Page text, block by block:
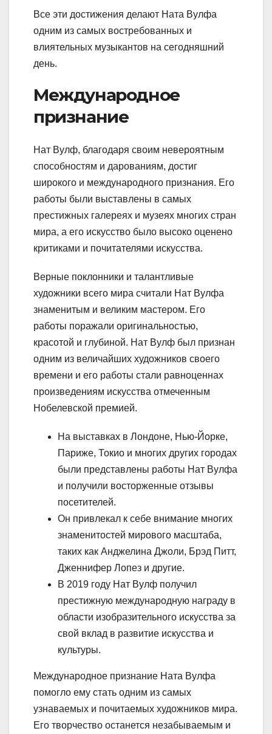
Все эти достижения делают Ната Вулфа
одним из самых востребованных и
влиятельных музыкантов на сегодняшний
день.
Международное
признание
Нат Вулф, благодаря своим невероятным
способностям и дарованиям, достиг
широкого и международного признания. Его
работы были выставлены в самых
престижных галереях и музеях многих стран
мира, а его искусство было высоко оценено
критиками и почитателями искусства.
Верные поклонники и талантливые
художники всего мира считали Нат Вулфа
знаменитым и великим мастером. Его
работы поражали оригинальностью,
красотой и глубиной. Нат Вулф был признан
одним из величайших художников своего
времени и его работы стали равноценнах
произведениям искусства отмеченным
Нобелевской премией.
На выставках в Лондоне, Нью-Йорке,
Париже, Токио и многих других городах
были представлены работы Нат Вулфа
и получили восторженные отзывы
посетителей.
Он привлекал к себе внимание многих
знаменитостей мирового масштаба,
таких как Анджелина Джоли, Брэд Питт,
Дженнифер Лопез и другие.
В 2019 году Нат Вулф получил
престижную международную награду в
области изобразительного искусства за
свой вклад в развитие искусства и
культуры.
Международное признание Ната Вулфа
помогло ему стать одним из самых
узнаваемых и почитаемых художников мира.
Его творчество останется незабываемым и